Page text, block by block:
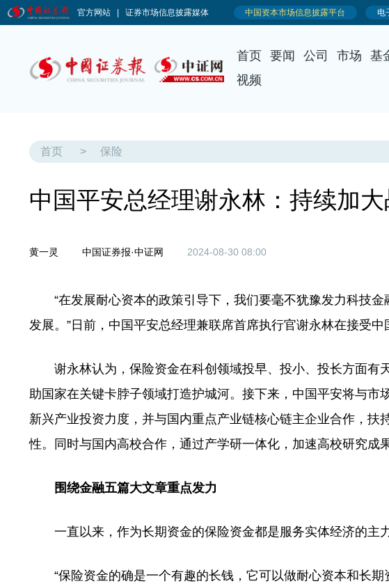
首页 要闻 公司 市场 基
视频
首页 > 保险
中国平安总经理谢永林：持续加
黄一灵 中国证券报·中证网 2024-08-30 08:00
“在发展耐心资本的政策引导下，我们要毫不犹豫发力科技金
发展。”日前，中国平安总经理兼联席首席执行官谢永林在接受中
谢永林认为，保险资金在科创领域投早、投小、投长方面有
助国家在关键卡脖子领域打造护城河。接下来，中国平安将与市
新兴产业投资力度，并与国内重点产业链核心链主企业合作，扶
性。同时与国内高校合作，通过产学研一体化，加速高校研究成
围绕金融五篇大文章重点发力
一直以来，作为长期资金的保险资金都是服务实体经济的主力
“保险资金的确是一个有趣的长钱，它可以做耐心资本和长期